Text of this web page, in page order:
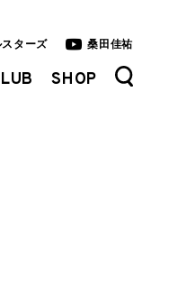
ターズ 桑田佳祐
SHOP